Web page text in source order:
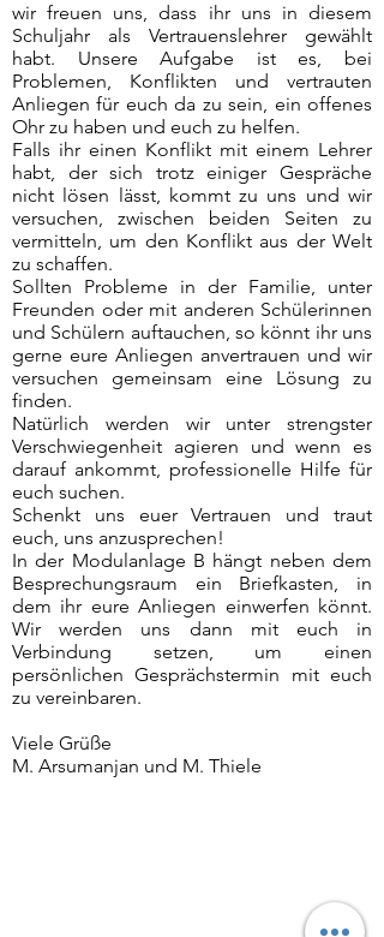
wir freuen uns, dass ihr uns in diesem
Schuljahr als Vertrauenslehrer gewählt
habt. Unsere Aufgabe ist es, bei
Problemen, Konflikten und vertrauten
Anliegen für euch da zu sein, ein offenes
Ohr zu haben und euch zu helfen.
Falls ihr einen Konflikt mit einem Lehrer
habt, der sich trotz einiger Gespräche
nicht lösen lässt, kommt zu uns und wir
versuchen, zwischen beiden Seiten zu
vermitteln, um den Konflikt aus der Welt
zu schaffen.
Sollten Probleme in der Familie, unter
Freunden oder mit anderen Schülerinnen
und Schülern auftauchen, so könnt ihr uns
gerne eure Anliegen anvertrauen und wir
versuchen gemeinsam eine Lösung zu
finden.
Natürlich werden wir unter strengster
Verschwiegenheit agieren und wenn es
darauf ankommt, professionelle Hilfe für
euch suchen.
Schenkt uns euer Vertrauen und traut
euch, uns anzusprechen!
In der Modulanlage B hängt neben dem
Besprechungsraum ein Briefkasten, in
dem ihr eure Anliegen einwerfen könnt.
Wir werden uns dann mit euch in
Verbindung setzen, um einen
persönlichen Gesprächstermin mit euch
zu vereinbaren.
Viele Grüße
M. Arsumanjan und M. Thiele